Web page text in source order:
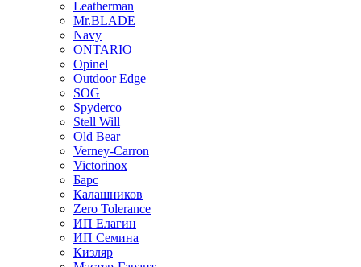
Leatherman
Mr.BLADE
Navy
ONTARIO
Opinel
Outdoor Edge
SOG
Spyderco
Stell Will
Old Bear
Verney-Carron
Victorinox
Барс
Калашников
Zero Tolerance
ИП Елагин
ИП Семина
Кизляр